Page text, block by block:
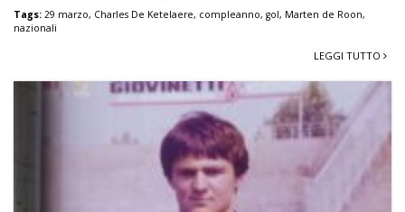
Tags: 29 marzo, Charles De Ketelaere, compleanno, gol, Marten de Roon,
nazionali
LEGGI TUTTO